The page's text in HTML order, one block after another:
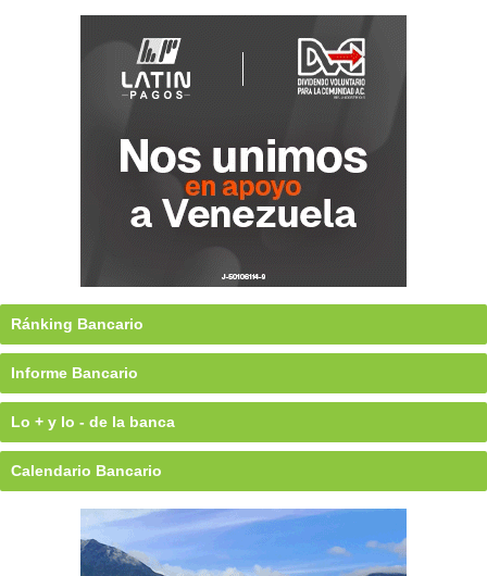
Ránking Bancario
Informe Bancario
Lo + y lo - de la banca
Calendario Bancario